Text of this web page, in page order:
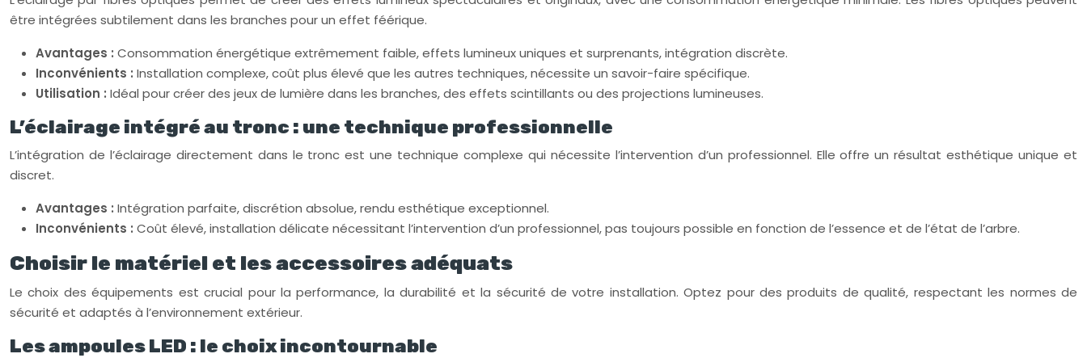
être intégrées subtilement dans les branches pour un effet féérique.
Avantages : Consommation énergétique extrêmement faible, effets lumineux uniques et surprenants, intégration discrète.
Inconvénients : Installation complexe, coût plus élevé que les autres techniques, nécessite un savoir-faire spécifique.
Utilisation : Idéal pour créer des jeux de lumière dans les branches, des effets scintillants ou des projections lumineuses.
L’éclairage intégré au tronc : une technique professionnelle
L’intégration de l’éclairage directement dans le tronc est une technique complexe qui nécessite l’intervention d’un professionnel. Elle offre un résultat esthétique unique et
discret.
Avantages : Intégration parfaite, discrétion absolue, rendu esthétique exceptionnel.
Inconvénients : Coût élevé, installation délicate nécessitant l’intervention d’un professionnel, pas toujours possible en fonction de l’essence et de l’état de l’arbre.
Choisir le matériel et les accessoires adéquats
Le choix des équipements est crucial pour la performance, la durabilité et la sécurité de votre installation. Optez pour des produits de qualité, respectant les normes de
sécurité et adaptés à l’environnement extérieur.
Les ampoules LED : le choix incontournable